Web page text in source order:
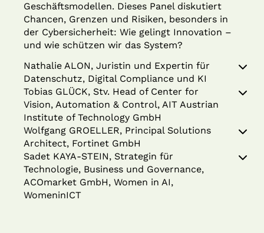
Geschäftsmodellen. Dieses Panel diskutiert
Chancen, Grenzen und Risiken, besonders in
der Cybersicherheit: Wie gelingt Innovation –
und wie schützen wir das System?
Nathalie ALON, Juristin und Expertin für
Datenschutz, Digital Compliance und KI
Tobias GLÜCK, Stv. Head of Center for
Vision, Automation & Control, AIT Austrian
Institute of Technology GmbH
Wolfgang GROELLER, Principal Solutions
Architect, Fortinet GmbH
Sadet KAYA-STEIN, Strategin für
Technologie, Business und Governance,
ACOmarket GmbH, Women in AI,
WomeninICT